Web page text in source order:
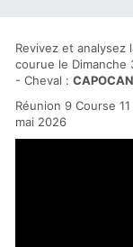
Revivez et analysez
courue le Dimanche
- Cheval :
Réunion 9 Course
mai 2026